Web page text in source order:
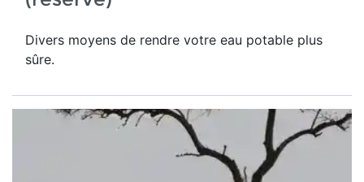
Divers moyens de rendre votre eau potable plus
sûre.